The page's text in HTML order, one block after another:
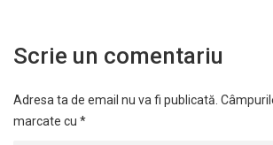
Scrie un comentariu
Adresa ta de email nu va fi publicată.
marcate cu *